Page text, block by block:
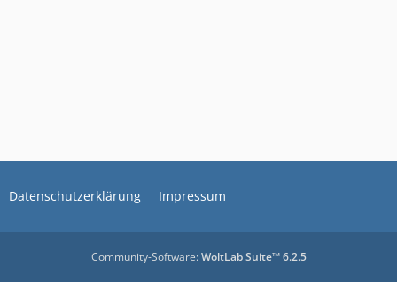
Datenschutzerklärung Impressum
Community-Software:WoltLab Suite™ 6.2.5